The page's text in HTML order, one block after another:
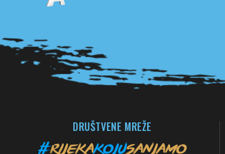
DRUŠTVENE MREŽE